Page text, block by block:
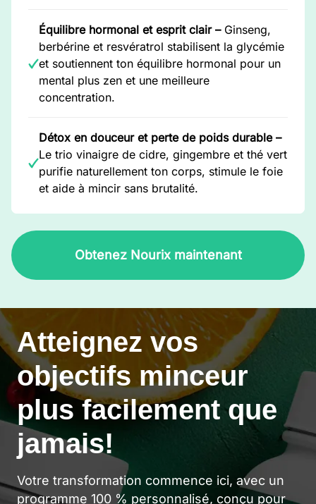
Équilibre hormonal et esprit clair –Ginseng,
berbérine et resvératrol stabilisent la glycémie
et soutiennent ton équilibre hormonal pour un
mental plus zen et une meilleure
concentration.
Détox en douceur et perte de poids durable –
Le trio vinaigre de cidre, gingembre et thé vert
purifie naturellement ton corps, stimule le foie
et aide à mincir sans brutalité.
Obtenez Nourix maintenant
Atteignez vos
objectifs minceur
plus facilement que
jamais!
Votre transformation commence ici, avec un
programme 100 % personnalisé, conçu pour